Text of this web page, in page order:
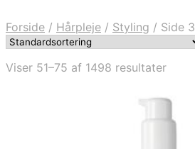
Forside / Hårpleje / Styling / Side 3
Viser 51–75 af 1498 resultater